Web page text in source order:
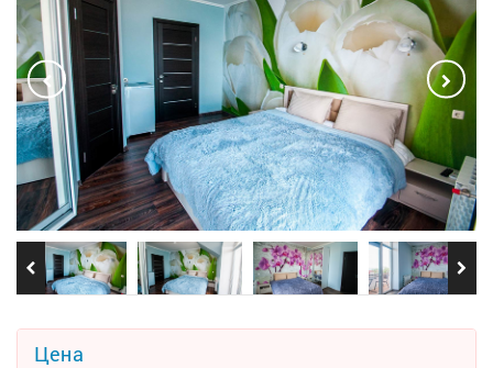
Цена